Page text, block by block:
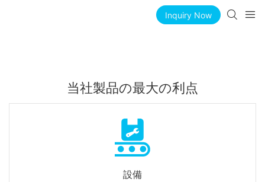
Inquiry Now
当社製品の最大の利点
設備